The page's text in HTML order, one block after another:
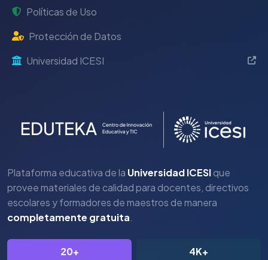
Políticas de Uso
Protección de Datos
Universidad ICESI
Plataforma educativa de la Universidad ICESIque
provee materiales de calidad para docentes, directivos
escolares y formadores de maestros de manera
completamente gratuita.
20+ 4K+